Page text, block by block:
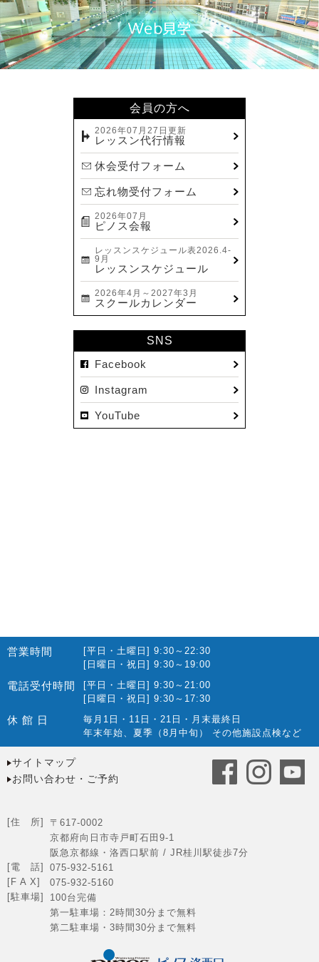
2024.05(22)
2024.04(20)
2024.03(16)
2023.04(15)
2022.11(16)
2022.01(10)
2021.12(12)
2021.10(22)
2021.09(10)
2021.08(14)
2021.06(13)
2021.05(9)
2021.04(12)
2021.03(14)
2021.02(15)
2021.01(10)
会員の方へ
2026年07月27日更新
レッスン代行情報
休会受付フォーム
忘れ物受付フォーム
2026年07月
ピノス会報
レッスンスケジュール表2026.4-
9月
レッスンスケジュール
2026年4月～2027年3月
スクールカレンダー
SNS
Facebook
Instagram
YouTube
営業時間
[平日・土曜日] 9:30～22:30
[日曜日・祝日] 9:30～19:00
電話受付時間
[平日・土曜日] 9:30～21:00
[日曜日・祝日] 9:30～17:30
休 館 日
毎月1日・11日・21日・月末最終日
年末年始、夏季（8月中旬） その他施設点検など
サイトマップ
お問い合わせ・ご予約
[住 所]
〒617-0002
京都府向日市寺戸町石田9-1
阪急京都線・洛西口駅前 / JR桂川駅徒歩7分
[電 話]
075-932-5161
[F A X]
075-932-5160
[駐車場]
100台完備
第一駐車場：2時間30分まで無料
第二駐車場・3時間30分まで無料